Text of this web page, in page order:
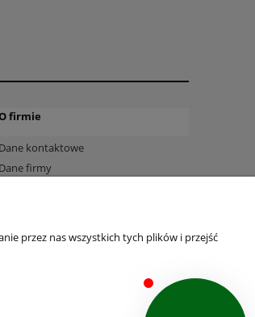
firmie
Dane kontaktowe
Dane firmy
przez nas wszystkich tych plików i przejść